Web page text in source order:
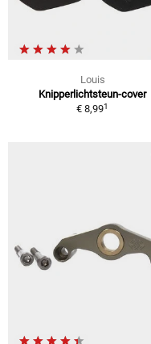
Louis
Knipperlichtsteun-cover
€ 8,991